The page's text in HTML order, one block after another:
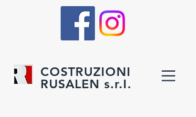
COSTRUZIONI
RUSALEN s.r.I.